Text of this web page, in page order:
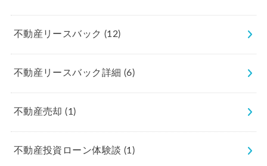
不動産リースバック (12)
不動産リースバック詳細 (6)
不動産売却(1)
不動産投資ローン体験談 (1)